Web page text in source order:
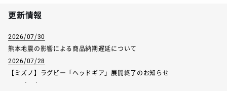
更新情報
2026/07/30
熊本地震の影響による商品納期遅延について
2026/07/28
【ミズノ】ラグビー「ヘッドギア」展開終了のお知らせ